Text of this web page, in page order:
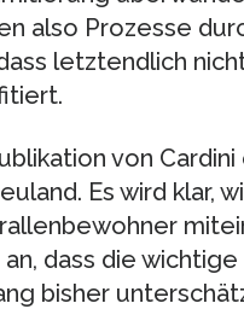
also Prozesse
letztendlich
von
Es wird klar,
dass die
bisher